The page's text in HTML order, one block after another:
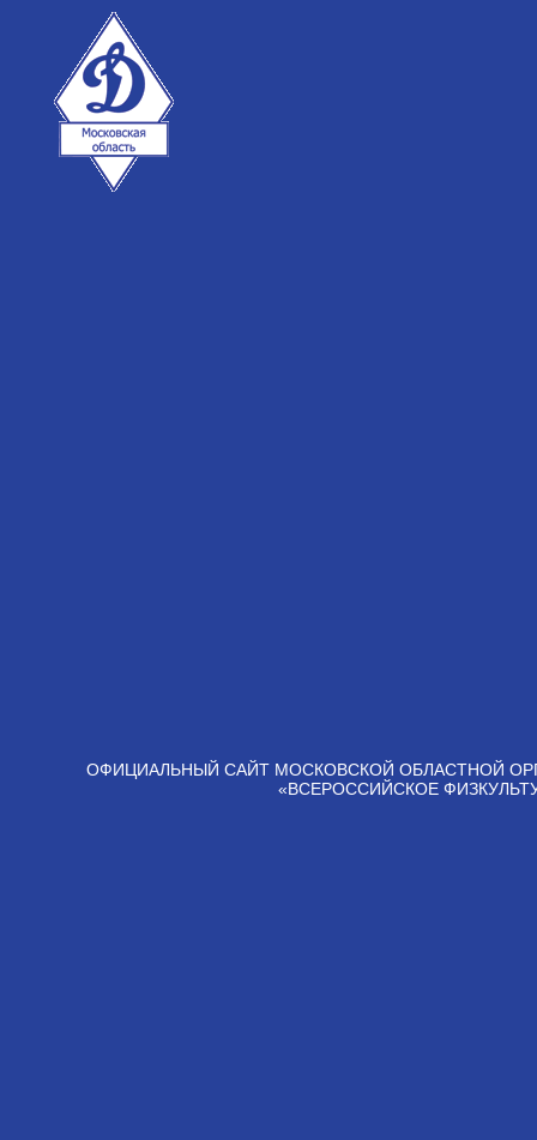
ОФИЦИАЛЬНЫЙ САЙТ МОСКОВСКОЙ ОБЛАСТНОЙ
«ВСЕРОССИЙСКОЕ